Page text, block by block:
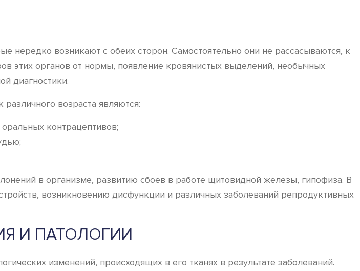
нередко возникают с обеих сторон. Самостоятельно они не рассасываются, к
этих органов от нормы, появление кровянистых выделений, необычных
диагностики.
возраста являются:
контрацептивов;
в организме, развитию сбоев в работе щитовидной железы, гипофиза. В
возникновению дисфункции и различных заболеваний репродуктивных
И ПАТОЛОГИИ
изменений, происходящих в его тканях в результате заболеваний.